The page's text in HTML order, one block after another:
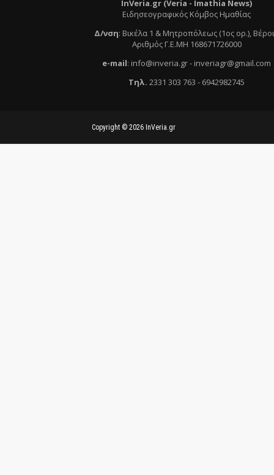
InVeria.gr (Veria - Ιmathia News)
Ειδησεογραφικός Κόμβος Ημαθίας
Δ/νση: Βικέλα 1 & Μητροπόλεως (1ος ορ.),
Αριθμός Γ.Ε.ΜΗ 168671726000
e-mail: info@inveria.gr- inveriagr@gmail.com
Τηλ. 2331 303 763 - 6942982745
Copyright © 2026 InVeria.gr